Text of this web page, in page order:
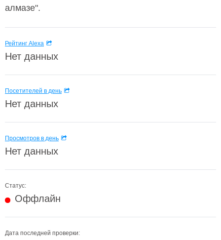
алмазе".
Рейтинг Alexa
Нет данных
Посетителей в день
Нет данных
Просмотров в день
Нет данных
Статус:
Оффлайн
Дата последней проверки: